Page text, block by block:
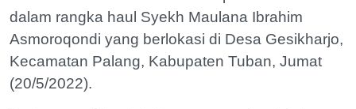
dalam rangka haul Syekh Maulana Ibrahim
Asmoroqondi yang berlokasi di Desa Gesikharjo,
Kecamatan Palang, Kabupaten Tuban, Jumat
(20/5/2022).